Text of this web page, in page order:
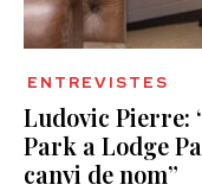
ENTREVISTES
Ludovic Pierre:
Park a Lodge
canvi de nom”